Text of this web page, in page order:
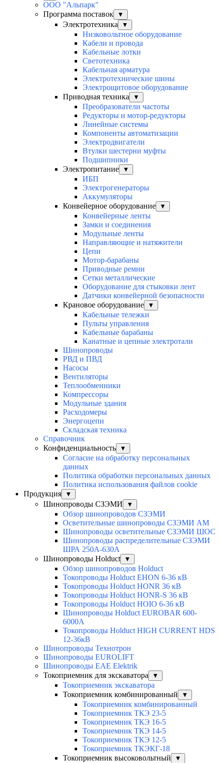
ООО "Альпарк"
Программа поставок
▼
Электротехника ▼
Низковольтное оборудование
Кабели и провода
Кабельные лотки
Светотехника
Кабельная арматура
Электротехнические шины
Электрощитовое оборудование
Приводная техника
▼
Преобразователи частоты
Редукторы и мотор-редукторы
Линейные системы
Компоненты автоматизации
Электродвигатели
Втулки шестерни муфты
Подшипники
Электропитание
▼
ИБП
Электрогенераторы
Аккумуляторы
Конвейерное оборудование
▼
Конвейерные ленты
Замки и соединения
Модульные ленты
Направляющие и натяжители
Цепи
Мотор-барабаны
Приводные ремни
Сетки металлические
Оборудование для стыковки лент
Датчики конвейерной безопасности
Крановое оборудование
▼
Кабельные тележки
Пульты управления
Кабельные барабаны
Канатные и цепные электротали
Шинопроводы
РВД и ПВД
Насосы
Вентиляторы
Теплообменники
Компрессоры
Модульные здания
Расходомеры
Энергоцепи
Складская техника
Справочник
Конфиденциальность
▼
Согласие на обработку персональных
данных
Политика обработки персональных данных
Политика использования файлов cookie
Продукция
▼
Шинопроводы СЗЭМИ ▼
Обзор шинопроводов СЗЭМИ
Осветительные шинопроводы СЗЭМИ АМ
Шинопроводы осветительные СЗЭМИ ШОС
Шинопроводы распределительные СЗЭМИ
ШРА 250А-630А
Шинопроводы Holduct
▼
Обзор шинопроводов Holduct
Токопроводы Holduct EHON 6-36 кВ
Токопроводы Holduct HONR 36 кВ
Токопроводы Holduct HONR-S 36 кВ
Токопроводы Holduct HOIO 6-36 кВ
Шинопроводы Holduct EUROBAR 600-
6000А
Токопроводы Holduct HIGH CURRENT HDS
12-36кВ
Шинопроводы Технотрон
Шинопроводы EUROLIFT
Шинопроводы EAE Elektrik
Токоприемник для экскаватора
▼
Токоприемник экскаватора
Токоприемник комбинированный
▼
Токоприемник комбинированный
Токоприемник ТКЭ 23-5
Токоприемник ТКЭ 16-5
Токоприемник ТКЭ 14-5
Токоприемник ТКЭ 12-5
Токоприемник ТКЭКГ-18
Токоприемник высоковольтный
▼